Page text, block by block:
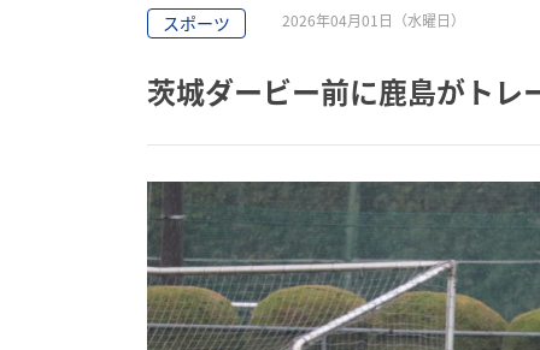
スポーツ 2026年04月01日（水曜日）
茨城ダービー前に鹿島がトレ